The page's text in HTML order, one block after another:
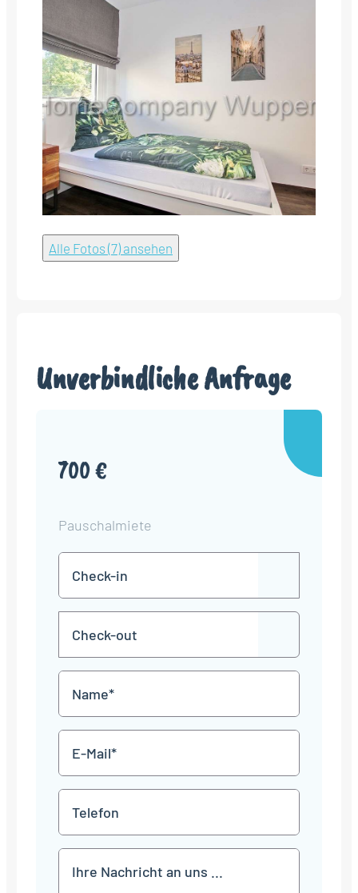
Alle Fotos (7) ansehen
Unverbindliche Anfrage
700 €
Pauschalmiete
in
TT
Punkt
MM
JJJJ
TT
Punkt
MM
JJJJ
Mail
*